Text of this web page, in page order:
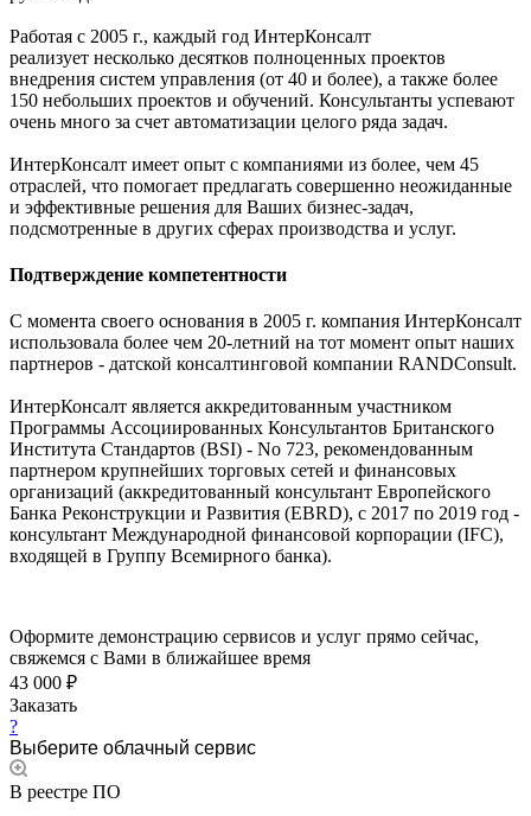
Работая с 2005 г., каждый год ИнтерКонсалт
реализует несколько десятков полноценных проектов
внедрения систем управления (от 40 и более), а также более
150 небольших проектов и обучений. Консультанты успевают
очень много за счет автоматизации целого ряда задач.
ИнтерКонсалт имеет опыт с компаниями из более, чем 45
отраслей, что помогает предлагать совершенно неожиданные
и эффективные решения для Ваших бизнес-задач,
подсмотренные в других сферах производства и услуг.
Подтверждение компетентности
С момента своего основания в 2005 г. компания ИнтерКонсалт
использовала более чем 20-летний на тот момент опыт наших
партнеров - датской консалтинговой компании RANDConsult.
ИнтерКонсалт является аккредитованным участником
Программы Ассоциированных Консультантов Британского
Института Стандартов (BSI) - No 723, рекомендованным
партнером крупнейших торговых сетей и финансовых
организаций (аккредитованный консультант Европейского
Банка Реконструкции и Развития (EBRD), с 2017 по 2019 год -
консультант Международной финансовой корпорации (IFC),
входящей в Группу Всемирного банка).
Оформите демонстрацию сервисов и услуг прямо сейчас,
свяжемся с Вами в ближайшее время
43 000 ₽
Заказать
?
Выберите облачный сервис
В реестре ПО